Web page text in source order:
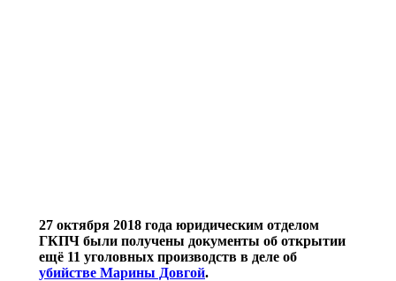
27 октября 2018 года юридическим отделом
ГКПЧ были получены документы об открытии
ещё 11 уголовных производств в деле об
убийстве Марины Довгой.